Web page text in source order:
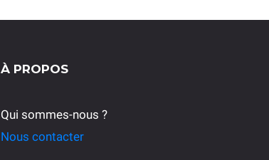
À PROPOS
Qui sommes-nous ?
Nous contacter